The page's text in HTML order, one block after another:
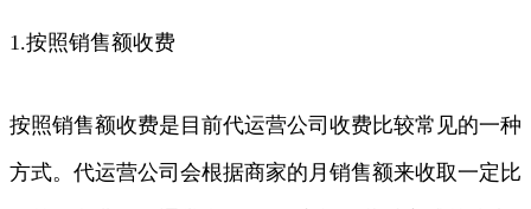
1.按照销售额收费
按照销售额收费是目前代运营公司收费比较常见的一种
方式。代运营公司会根据商家的月销售额来收取一定比